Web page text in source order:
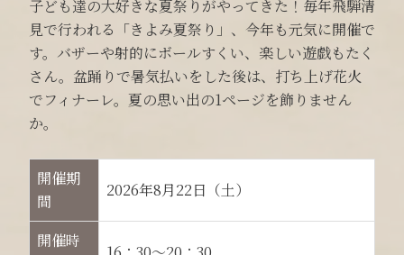
子ども達の大好きな夏祭りがやってきた！毎年飛騨清
見で行われる「きよみ夏祭り」、今年も元気に開催で
す。バザーや射的にボールすくい、楽しい遊戯もたく
さん。盆踊りで暑気払いをした後は、打ち上げ花火
でフィナーレ。夏の思い出の1ページを飾りません
か。
開催期
間
2026年8月22日（土）
開催時